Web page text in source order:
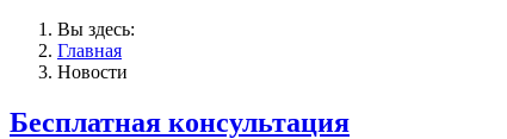
Вы здесь:
Главная
Новости
Бесплатная консультация